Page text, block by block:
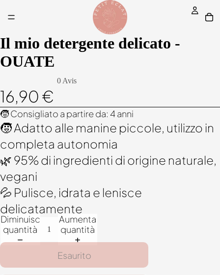
Il mio detergente delicato -
OUATE
0 Avis
16,90 €
🧒 Consigliato a partire da: 4 anni
🧒 Adatto alle manine piccole, utilizzo in
completa autonomia
🌿 95% di ingredienti di origine naturale,
vegani
💦 Pulisce, idrata e lenisce
delicatamente
Diminuisci
quantità
Aumenta
quantità
Esaurito